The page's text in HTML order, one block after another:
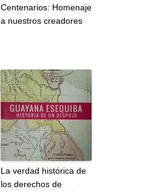
Centenarios: Homenaje
a nuestros creadores
La verdad histórica de
los derechos de